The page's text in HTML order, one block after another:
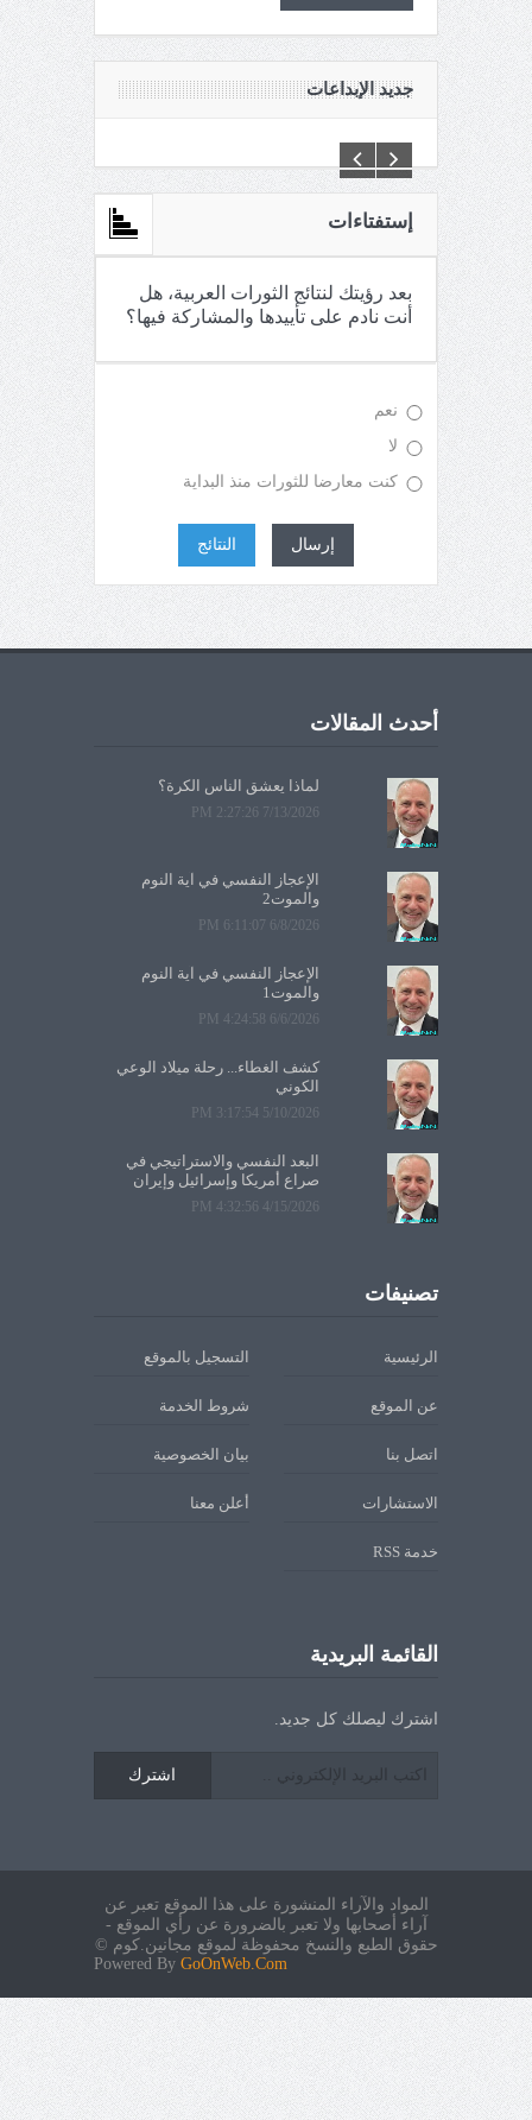
جديد الإبداعات
إستفتاءات
بعد رؤيتك لنتائج الثورات العربية، هل
أنت نادم على تأييدها والمشاركة فيها؟
نعم
لا
كنت معارضا للثورات منذ البداية
إرسال النتائج
أحدث المقالات
لماذا يعشق الناس الكرة؟
7/13/2026 2:27:26 PM
الإعجاز النفسي في آية النوم
والموت2
6/8/2026 6:11:07 PM
الإعجاز النفسي في آية النوم
والموت1
6/6/2026 4:24:58 PM
كشف الغطاء... رحلة ميلاد الوعي
الكوني
5/10/2026 3:17:54 PM
البعد النفسي والاستراتيجي في
صراع أمريكا وإسرائيل وإيران
4/15/2026 4:32:56 PM
تصنيفات
الرئيسية التسجيل بالموقع
عن الموقع شروط الخدمة
اتصل بنا بيان الخصوصية
الاستشارات أعلن معنا
خدمة RSS
القائمة البريدية
اشترك ليصلك كل جديد.
اشترك
المواد والآراء المنشورة على هذا الموقع تعبر عن
آراء أصحابها ولا تعبر بالضرورة عن رأي الموقع -
حقوق الطبع والنسخ محفوظة لموقع مجانين.كوم ©
Powered By GoOnWeb.Com